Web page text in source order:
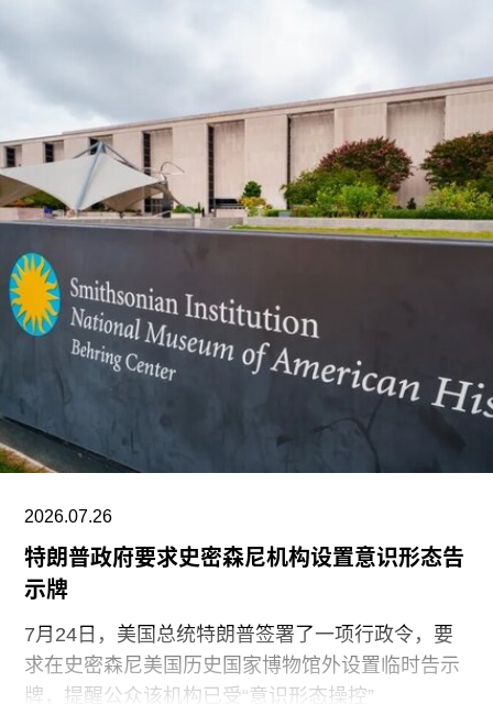
而受到批评。对此，悉尼双年展否认了有关歧视或
作为2028年悉尼双年展艺术总监，刘祺丰表示，他
计划在展览筹备阶段与澳大利亚原住民社群展开交
流。他在接受《艺术新闻》采访时表示：“原住民社
群对我策展实践的重要影响之一，在于他们让我思
考的时间跨度不再局限于双年展的三个月，而是将
视野扩展至数十万年的时间尺度。”
除了领导新加坡双年展外，刘祺丰还曾担任新加坡
艺术节艺术总监，以及香港西九龙文化区管理局戏
剧与表演艺术部主管。
2026.07.26
特朗普政府要求史密森尼机构设置意识形态告
示牌
7月24日，美国总统特朗普签署了一项行政令，要
求在史密森尼美国历史国家博物馆外设置临时告示
牌，提醒公众该机构已受“意识形态操控”